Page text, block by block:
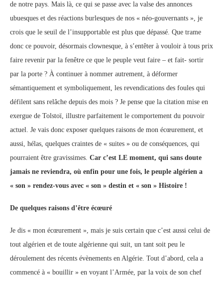
de notre pays. Mais là, ce qui se passe avec la valse des annonces
ubuesques et des réactions burlesques de nos « néo-gouvernants », je
crois que le seuil de l’insupportable est plus que dépassé. Que trame
donc ce pouvoir, désormais clownesque, à s’entêter à vouloir à tous prix
faire revenir par la fenêtre ce que le peuple veut faire – et fait- sortir
par la porte ? À continuer à nommer autrement, à déformer
sémantiquement et symboliquement, les revendications des foules qui
défilent sans relâche depuis des mois ? Je pense que la citation mise en
exergue de Tolstoï, illustre parfaitement le comportement du pouvoir
actuel. Je vais donc exposer quelques raisons de mon écœurement, et
aussi, hélas, quelques craintes de « suites » ou de conséquences, qui
pourraient être gravissimes. Car c’est LE moment, qui sans doute
jamais ne reviendra, où enfin pour une fois, le peuple algérien a
« son » rendez-vous avec « son » destin et « son » Histoire !
De quelques raisons d’être écœuré
Je dis « mon écœurement », mais je suis certain que c’est aussi celui de
tout algérien et de toute algérienne qui suit, un tant soit peu le
déroulement des récents évènements en Algérie. Tout d’abord, cela a
commencé à « bouillir » en voyant l’Armée, par la voix de son chef